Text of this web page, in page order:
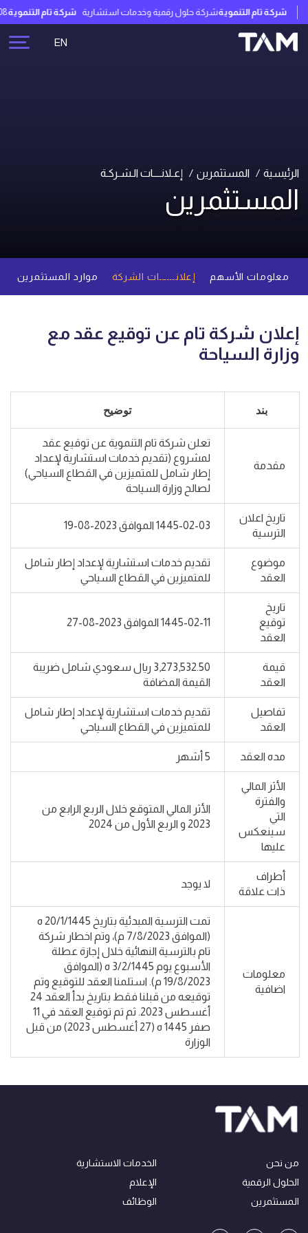
شركة تام التنمويةشركة حلول رقمية وخدمات استشارية شركة تام التنموية
EN
الرئيسية المستثمرين إعـلانــــات الـشـركـة
المستثمرين
معلومات الأسهم إعلانــــــات الشركة موارد المستثمرين
إعلان شركة تام عن توقيع عقد مع
وزارة السياحة
بند توضيح
مقدمة
تعلن شركة تام التنموية عن توقيع عقد
لمشروع (تقديم خدمات استشارية لإعداد
إطار شامل للمتميزين في القطاع السياحي)
لصالح وزارة السياحة
تاريخ اعلان
الترسية
1445-02-03 الموافق 2023-08-19
موضوع
العقد
تقديم خدمات استشارية لإعداد إطار شامل
للمتميزين في القطاع السياحي
تاريخ
توقيع
العقد
1445-02-11 الموافق 2023-08-27
قيمة
العقد
3,273,532.50 ريال سعودي شامل ضريبة
القيمة المضافة
تفاصيل
العقد
تقديم خدمات استشارية لإعداد إطار شامل
للمتميزين في القطاع السياحي
مده العقد 5 أشهر
الأثر المالي
والفترة
التي
سينعكس
عليها
الأثر المالي المتوقع خلال الربع الرابع من
2023 و الربع الأول من 2024
أطراف
ذات علاقة
لا يوجد
معلومات
اضافية
تمت الترسية المبدئية بتاريخ 20/1/1445 ه
(الموافق 7/8/2023 م)، وتم اخطار شركة
تام بالترسية النهائية خلال إجازة عطلة
الأسبوع يوم 3/2/1445 ه (الموافق
19/8/2023 م). استلمنا العقد للتوقيع وتم
توقيعه من قبلنا فقط بتاريخ بدأ العقد 24
أغسطس 2023. ثم تم توقيع العقد في 11
صفر 1445 ه (27 أغسطس 2023) من قبل
الوزارة
من نحن
الخدمات الاستشارية
الحلول الرقمية
الإعلام
المستثمرين
الوظائف